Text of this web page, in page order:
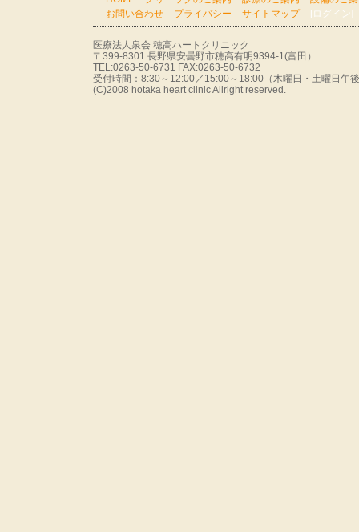
お問い合わせ
プライバシー サイトマップ [ログイン]
医療法人泉会 穂高ハートクリニック
〒399-8301 長野県安曇野市穂高有明9394-1(富田）
TEL:0263-50-6731 FAX:0263-50-6732
受付時間：8:30～12:00／15:00～18:00（木曜日・土曜日午
(C)2008 hotaka heart clinic Allright reserved.